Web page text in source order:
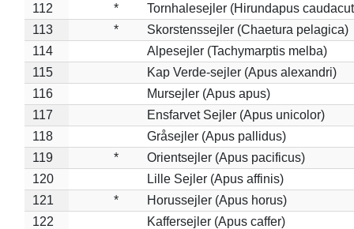
112
*
Tornhalesejler (Hirundapus
113
*
Skorstenssejler (Chaetura pelagica)
114
Alpesejler (Tachymarptis melba)
115
Kap Verde-sejler (Apus alexandri)
116
Mursejler (Apus apus)
117
Ensfarvet Sejler (Apus unicolor)
118
Gråsejler (Apus pallidus)
119
*
Orientsejler (Apus pacificus)
120
Lille Sejler (Apus affinis)
121
*
Horussejler (Apus horus)
122
Kaffersejler (Apus caffer)